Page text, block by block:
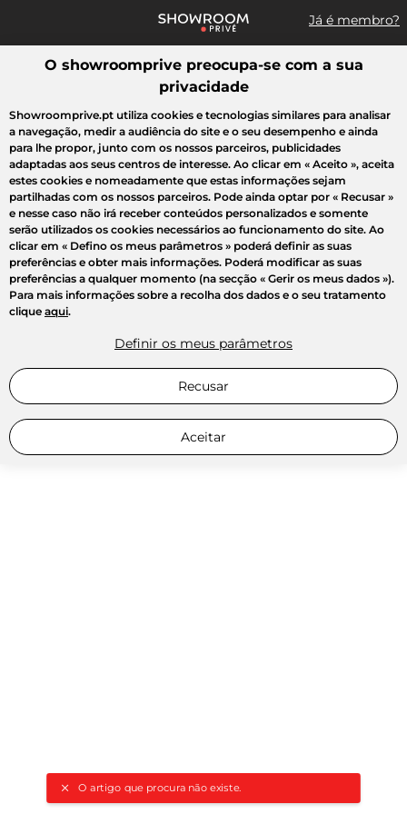
Já é membro?
Pesquisar uma marca, um artigo, uma venda...
O artigo que procura não existe.
Todas as vendas Moda Desporto Casa Criança Beleza
O showroomprive preocupa-se com a sua
privacidade
Showroomprive.pt utiliza cookies e tecnologias similares para analisar
a navegação, medir a audiência do site e o seu desempenho e ainda
para lhe propor, junto com os nossos parceiros, publicidades
adaptadas aos seus centros de interesse. Ao clicar em « Aceito », aceita
estes cookies e nomeadamente que estas informações sejam
partilhadas com os nossos parceiros. Pode ainda optar por « Recusar »
e nesse caso não irá receber conteúdos personalizados e somente
serão utilizados os cookies necessários ao funcionamento do site. Ao
clicar em « Defino os meus parâmetros » poderá definir as suas
preferências e obter mais informações. Poderá modificar as suas
preferências a qualquer momento (na secção « Gerir os meus dados »).
Para mais informações sobre a recolha dos dados e o seu tratamento
clique aqui.
Definir os meus parâmetros
Recusar
Aceitar